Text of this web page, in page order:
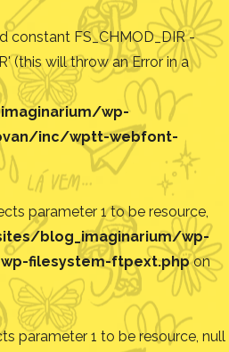
constant FS_CHMOD_DIR -
(this will throw an Error in a
wp-
inc/wptt-webfont-
parameter 1 to be resource,
blog_imaginarium/wp-
filesystem-ftpext.phpon
parameter 1 to be resource, null